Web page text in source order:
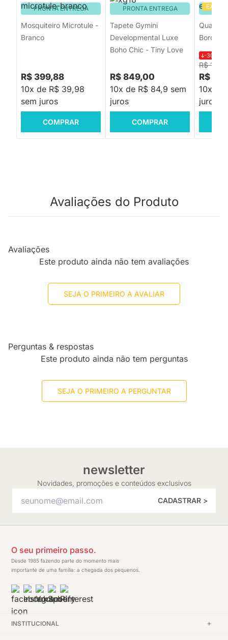
PRONTA ENTREGA
Mosquiteiro Microtule -
Branco
R$ 399,88
10x de R$ 39,98
sem juros
COMPRAR
PRONTA ENTREGA
Tapete Gymini
Developmental Luxe
Boho Chic - Tiny Love
R$ 849,00
10x de R$ 84,9 sem
juros
COMPRAR
Quadro
R$
-30%
R$
10x de
juros
Avaliações do Produto
Avaliações
Este produto ainda não tem avaliações
SEJA O PRIMEIRO A AVALIAR
Perguntas & respostas
Este produto ainda não tem perguntas
SEJA O PRIMEIRO A PERGUNTAR
newsletter
Novidades, promoções e conteúdos exclusivos
CADASTRAR >
O seu primeiro passo.
Desde 1985 fazendo parte do momento mais
importante de uma família: a chegada dos pequenos.
INSTITUCIONAL